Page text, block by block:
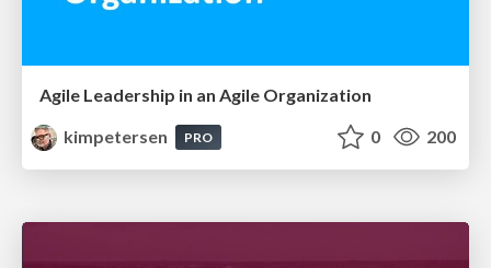
Agile Leadership in an Agile Organization
kimpetersen
PRO 0 200